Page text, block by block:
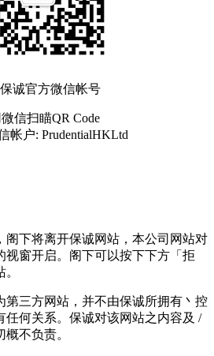
诚官方微信帐号
信扫瞄QR Code
帐户: PrudentialHKLtd
阁下将离开保诚网站，本公司网站对
视窗开启。阁下可以按下下方「拒
第三方网站，并不由保诚所拥有丶控
任何关系。保诚对该网站之内容及 /
不负责。